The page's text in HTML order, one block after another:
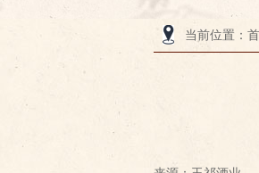
无锡市玉祁酒业
当前位置 ：